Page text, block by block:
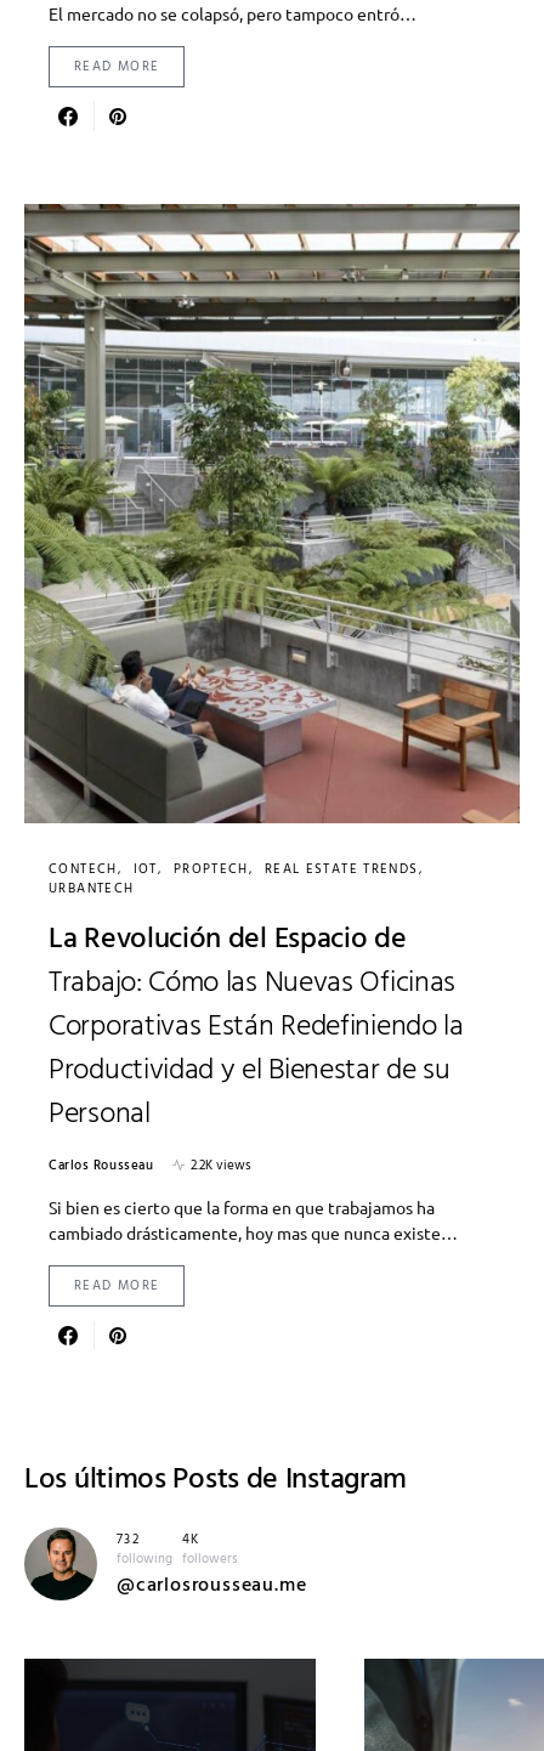
El mercado no se colapsó, pero tampoco entró…
READ MORE
CONTECH IOT PROPTECH
REAL ESTATE TRENDS
URBANTECH
La Revolución del Espacio de
Trabajo: Cómo las Nuevas Oficinas
Corporativas Están Redefiniendo la
Productividad y el Bienestar de su
Personal
Carlos Rousseau
2.2K views
Si bien es cierto que la forma en que trabajamos ha
cambiado drásticamente, hoy mas que nunca existe…
READ MORE
Los últimosPosts de Instagram
732
following
4K
followers
@carlosrousseau.me